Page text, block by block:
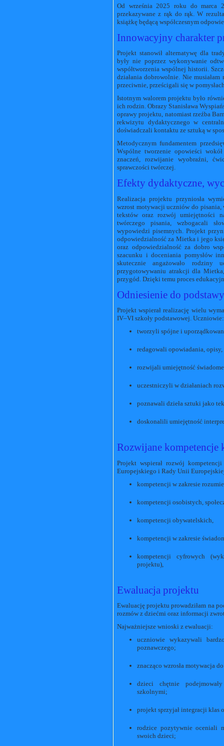
Od września 2025 roku do marca
przekazywane z rąk do rąk. W
książkę będącą współczesnym
Innowacyjny charakter
Projekt stanowił alternatywę dla
były nie poprzez wykonywanie
współtworzenia wspólnej historii.
działania dobrowolnie. Nie
przeciwnie, prześcigali się w
Istotnym walorem projektu było
ich rodzin. Obrazy Stanisława
oprawy projektu, natomiast rzeźba
rekwizytu dydaktycznego w
doświadczali kontaktu ze sztuką w
Metodycznym fundamentem
Wspólne tworzenie opowieści
znaczeń, rozwijanie wyobraźni,
sprawczości twórczej.
Efekty dydaktyczne,
Realizacja projektu przyniosła
wzrost motywacji uczniów do pisania,
tekstów oraz rozwój umiejętności
twórczego pisania, wzbogacali
wypowiedzi pisemnych. Projekt
odpowiedzialność za Mietka i jego
oraz odpowiedzialność za dobro
szacunku i doceniania pomysłów
skutecznie angażowało
przygotowywaniu atrakcji dla
przygód. Dzięki temu proces
Odniesienie do
Projekt wspierał realizację wielu
IV–VI szkoły podstawowej. Uczniowie:
tworzyli spójne i
redagowali opowiadania,
rozwijali umiejętność
uczestniczyli w działaniach
poznawali dzieła sztuki jako
doskonalili umiejętność
Rozwijane kompetencje
Projekt wspierał rozwój
Europejskiego i Rady Unii
kompetencji w zakresie
kompetencji osobistych,
kompetencji obywatelskich,
kompetencji w zakresie
kompetencji cyfrowych
projektu),
Ewaluacja projektu
Ewaluację projektu prowadziłam na
rozmów z dziećmi oraz informacji
Najważniejsze wnioski z ewaluacji:
uczniowie wykazywali
poznawczego;
znacząco wzrosła motywacja
dzieci chętnie
szkolnymi;
projekt sprzyjał integracji klas
rodzice pozytywnie oceniali
swoich dzieci;